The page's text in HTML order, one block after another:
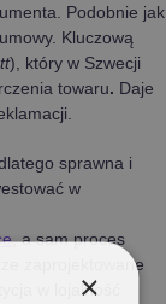
Podobnie jak
Kluczową
), który w Szwecji
towaru. Daje
sprawna i
w
, a sam proces
zaprojektowane
w lojalność
×